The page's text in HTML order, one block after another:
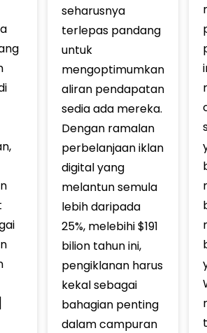
seharusnya
terlepas pandang
untuk
mengoptimumkan
aliran pendapatan
sedia ada mereka.
Dengan ramalan
perbelanjaan iklan
digital yang
melantun semula
lebih daripada
25%, melebihi $191
bilion tahun ini,
pengiklanan harus
kekal sebagai
bahagian penting
dalam campuran